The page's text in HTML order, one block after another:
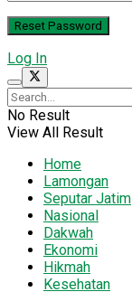
Log In
No Result
View All Result
Home
Lamongan
Seputar Jatim
Nasional
Dakwah
Ekonomi
Hikmah
Kesehatan